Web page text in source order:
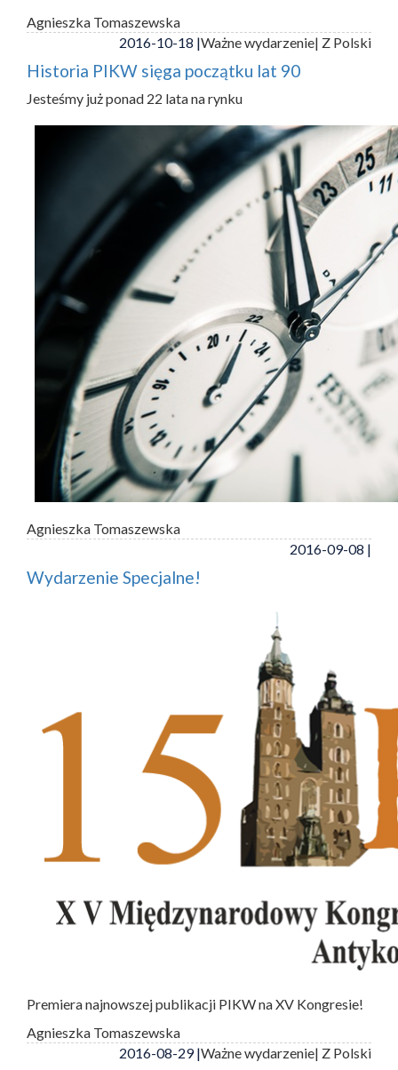
Agnieszka Tomaszewska
2016-10-18 |Ważne wydarzenie| Z Polski
Historia PIKW sięga początku lat 90
Jesteśmy już ponad 22 lata na rynku
Agnieszka Tomaszewska
2016-09-08 |
Wydarzenie Specjalne!
Premiera najnowszej publikacji PIKW na XV Kongresie!
Agnieszka Tomaszewska
2016-08-29 |Ważne wydarzenie| Z Polski